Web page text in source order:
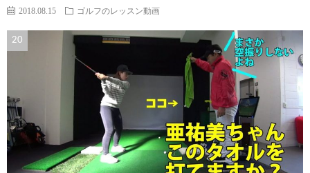
2018.08.15 ゴルフのレッスン動画